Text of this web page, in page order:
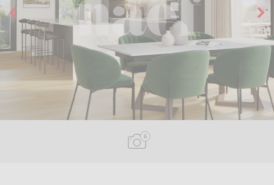
6